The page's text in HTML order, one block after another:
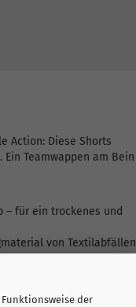
der
Action: Diese Shorts
Teamwappen am Bein
– für ein trockenes und
von Textilabfällen